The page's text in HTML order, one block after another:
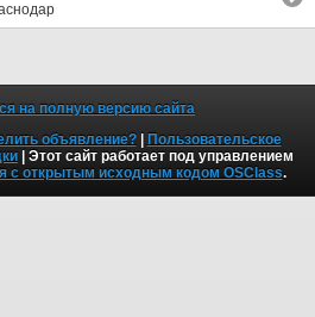
на полную версию сайта
объявление?|
Пользовательское
| Этот сайт работает под управлением
с открытым исходным кодом OSClass.